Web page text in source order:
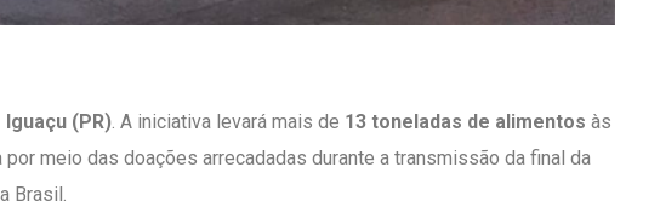
(PR). A iniciativa levará mais de 13 toneladas de alimentos às
meio das doações arrecadadas durante a transmissão da final da
Brasil.